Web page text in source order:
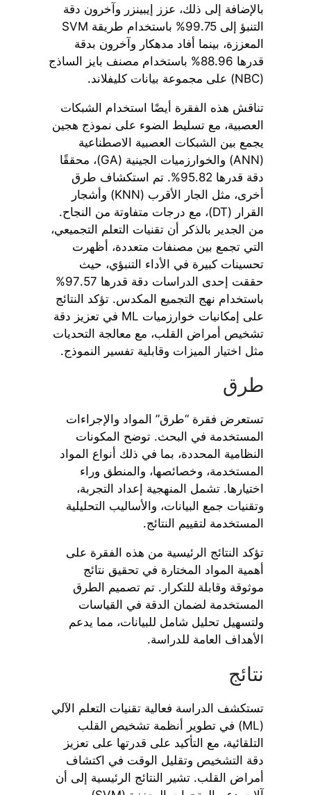
بالإضافة إلى ذلك، عزز إيبينزر وآخرون دقة
التنبؤ إلى 99.75% باستخدام طريقة SVM
المعززة، بينما أفاد مدهكار وآخرون بدقة
قدرها 88.96% باستخدام مصنف بايز الساذج
(NBC) على مجموعة بيانات كليفلاند.
تناقش هذه الفقرة أيضًا استخدام الشبكات
العصبية، مع تسليط الضوء على نموذج هجين
يجمع بين الشبكات العصبية الاصطناعية
(ANN) والخوارزميات الجينية (GA)، محققًا
دقة قدرها 95.82%. تم استكشاف طرق
أخرى، مثل الجار الأقرب (KNN) وأشجار
القرار (DT)، مع درجات متفاوتة من النجاح.
من الجدير بالذكر أن تقنيات التعلم التجميعي،
التي تجمع بين مصنفات متعددة، أظهرت
تحسينات كبيرة في الأداء التنبؤي، حيث
حققت إحدى الدراسات دقة قدرها 97.57%
باستخدام نهج التجميع المكدس. تؤكد النتائج
على إمكانيات خوارزميات ML في تعزيز دقة
تشخيص أمراض القلب، مع معالجة التحديات
مثل اختيار الميزات وقابلية تفسير النموذج.
طرق
تستعرض فقرة “طرق” المواد والإجراءات
المستخدمة في البحث. توضح المكونات
النظامية المحددة، بما في ذلك أنواع المواد
المستخدمة، وخصائصها، والمنطق وراء
اختيارها. تشمل المنهجية إعداد التجربة،
وتقنيات جمع البيانات، والأساليب التحليلية
المستخدمة لتقييم النتائج.
تؤكد النتائج الرئيسية من هذه الفقرة على
أهمية المواد المختارة في تحقيق نتائج
موثوقة وقابلة للتكرار. تم تصميم الطرق
المستخدمة لضمان الدقة في القياسات
ولتسهيل تحليل شامل للبيانات، مما يدعم
الأهداف العامة للدراسة.
نتائج
تستكشف الدراسة فعالية تقنيات التعلم الآلي
(ML) في تطوير أنظمة تشخيص القلب
التلقائية، مع التأكيد على قدرتها على تعزيز
دقة التشخيص وتقليل الوقت في اكتشاف
أمراض القلب. تشير النتائج الرئيسية إلى أن